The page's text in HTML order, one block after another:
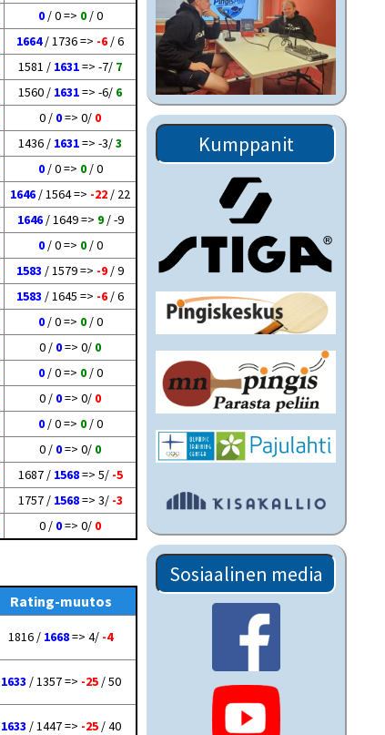
0/ 0 => 0/ 0
1664/ 1736 => -6 / 6
1581 / 1631=> -7/ 7
1560 / 1631=> -6/ 6
0 / 0=> 0/ 0
1436 / 1631=> -3/3
0/ 0 => 0/ 0
1646 / 1564 => -22 / 22
1646/ 1649 => 9/ -9
0/ 0 => 0/ 0
1583 / 1579 => -9 / 9
1583 / 1645 => -6 / 6
0/ 0 => 0/ 0
0 / 0=> 0/ 0
0/ 0 => 0/ 0
0 / 0=> 0/ 0
0/ 0 => 0/ 0
0 / 0=> 0/ 0
1687 / 1568=> 5/ -5
1757 / 1568=> 3/ -3
0 / 0=> 0/ 0
Rating-muutos
1816 / 1668=> 4/ -4
1633 / 1357 => -25/ 50
1633 / 1447 => -25/ 40
Kumppanit
Sosiaalinen media